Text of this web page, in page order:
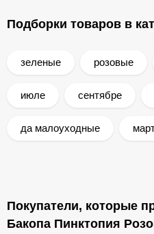
Подборки товаров в
зеленые розовые
июле сентябре
да малоуходные
Покупатели, которые
Бакопа Пинктопия